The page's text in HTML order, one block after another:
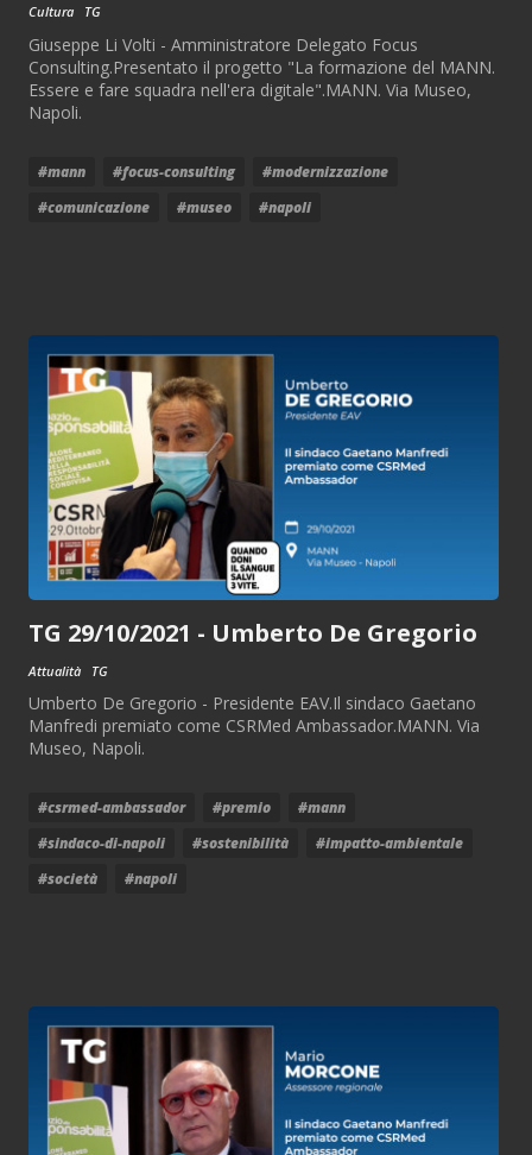
Cultura TG
Giuseppe Li Volti - Amministratore Delegato Focus
Consulting.Presentato il progetto "La formazione del MANN.
Essere e fare squadra nell'era digitale".MANN. Via Museo,
Napoli.
#mann #focus-consulting
#modernizzazione
#comunicazione
#museo #napoli
TG 29/10/2021 - Umberto De Gregorio
Attualità TG
Umberto De Gregorio - Presidente EAV.Il sindaco Gaetano
Manfredi premiato come CSRMed Ambassador.MANN. Via
Museo, Napoli.
#csrmed-ambassador #premio
#mann
#sindaco-di-napoli
#sostenibilità
#impatto-ambientale
#società
#napoli